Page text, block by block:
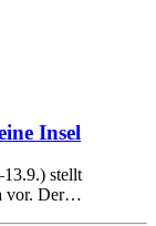
Insel
stellt
vor. Der…